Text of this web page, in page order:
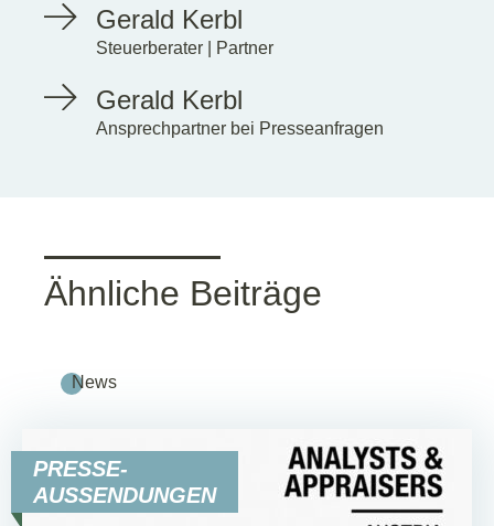
Gerald Kerbl
Steuerberater | Partner
Gerald Kerbl
Ansprechpartner bei Presseanfragen
Ähnliche Beiträge
News
PRESSE-
AUSSENDUNGEN